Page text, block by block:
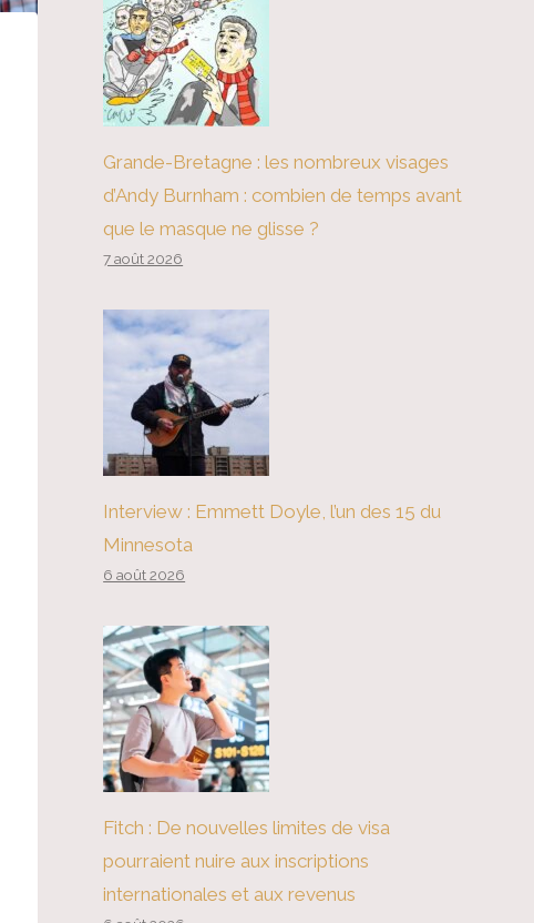
Grande-Bretagne : les nombreux visages
d’Andy Burnham : combien de temps avant
que le masque ne glisse ?
7 août 2026
Interview : Emmett Doyle, l’un des 15 du
Minnesota
6 août 2026
Fitch : De nouvelles limites de visa
pourraient nuire aux inscriptions
internationales et aux revenus